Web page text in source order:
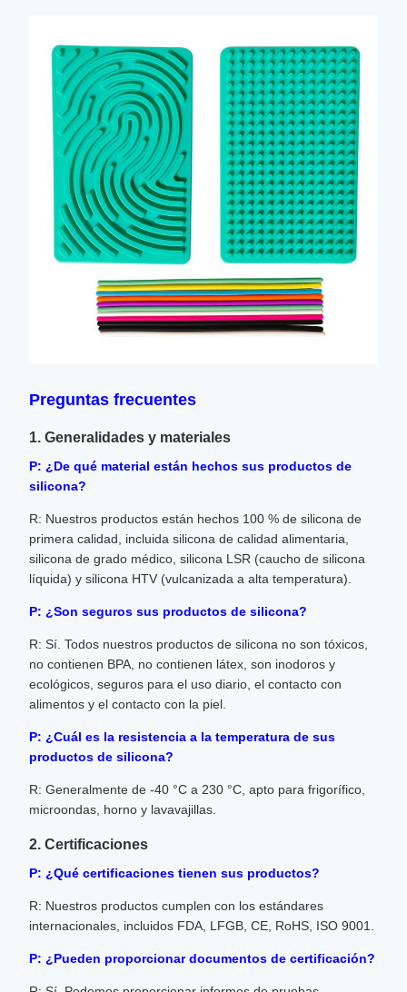
Preguntas frecuentes
1. Generalidades y materiales
P: ¿De qué material están hechos sus productos de
silicona?
R: Nuestros productos están hechos 100 % de silicona de
primera calidad, incluida silicona de calidad alimentaria,
silicona de grado médico, silicona LSR (caucho de silicona
líquida) y silicona HTV (vulcanizada a alta temperatura).
P: ¿Son seguros sus productos de silicona?
R: Sí. Todos nuestros productos de silicona no son tóxicos,
no contienen BPA, no contienen látex, son inodoros y
ecológicos, seguros para el uso diario, el contacto con
alimentos y el contacto con la piel.
P: ¿Cuál es la resistencia a la temperatura de sus
productos de silicona?
R: Generalmente de -40 °C a 230 °C, apto para frigorífico,
microondas, horno y lavavajillas.
2. Certificaciones
P: ¿Qué certificaciones tienen sus productos?
R: Nuestros productos cumplen con los estándares
internacionales, incluidos FDA, LFGB, CE, RoHS, ISO 9001.
P: ¿Pueden proporcionar documentos de certificación?